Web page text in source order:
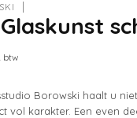
btw
Borowski haalt u
vol karakter. Een even